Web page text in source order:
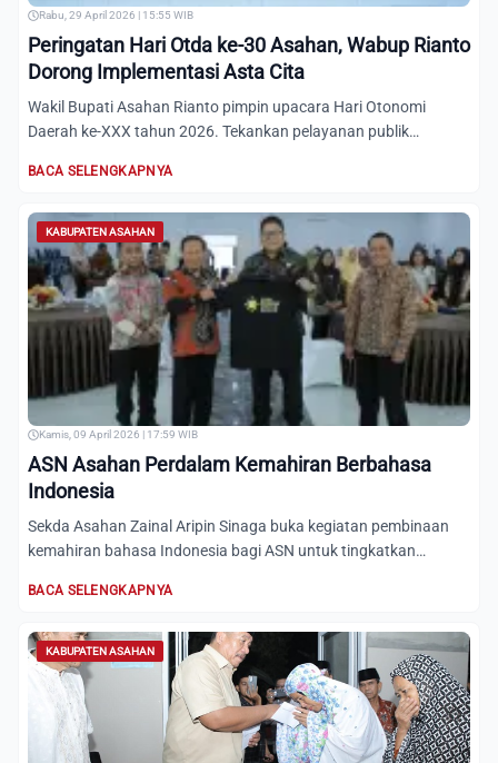
Rabu, 29 April 2026 | 15:55 WIB
Peringatan Hari Otda ke-30 Asahan, Wabup Rianto
Dorong Implementasi Asta Cita
Wakil Bupati Asahan Rianto pimpin upacara Hari Otonomi
Daerah ke-XXX tahun 2026. Tekankan pelayanan publik
BACA SELENGKAPNYA
KABUPATEN ASAHAN
Kamis, 09 April 2026 | 17:59 WIB
ASN Asahan Perdalam Kemahiran Berbahasa
Indonesia
Sekda Asahan Zainal Aripin Sinaga buka kegiatan pembinaan
kemahiran bahasa Indonesia bagi ASN untuk tingkatkan
BACA SELENGKAPNYA
KABUPATEN ASAHAN